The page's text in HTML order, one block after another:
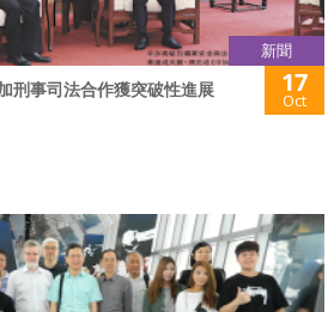
新聞
刑事司法合作獲突破性進展 17
Oct